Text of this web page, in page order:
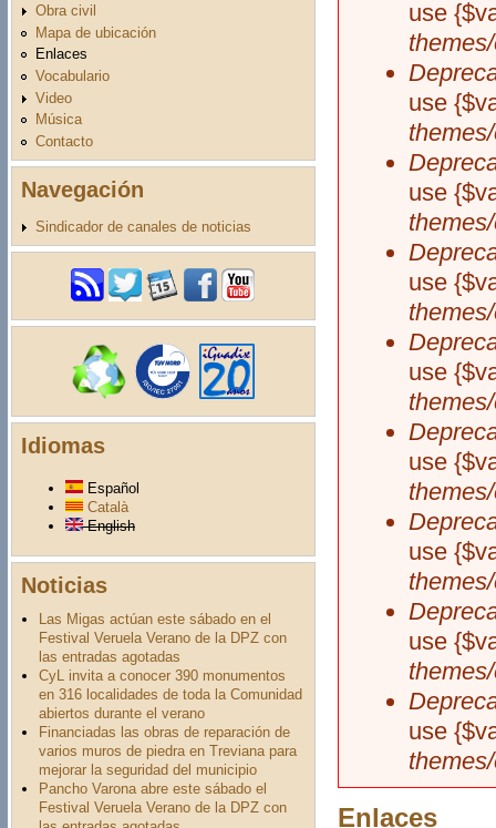
Obra civil
Mapa de ubicación
Enlaces
Vocabulario
Video
Música
Contacto
Navegación
Sindicador de canales de noticias
Idiomas
Español
Català
English
Noticias
Las Migas actúan este sábado en el
Festival Veruela Verano de la DPZ con
las entradas agotadas
CyL invita a conocer 390 monumentos
en 316 localidades de toda la Comunidad
abiertos durante el verano
Financiadas las obras de reparación de
varios muros de piedra en Treviana para
mejorar la seguridad del municipio
Pancho Varona abre este sábado el
Festival Veruela Verano de la DPZ con
use
use
use
use
use
use
use
use
use
Enlaces